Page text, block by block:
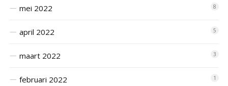
mei 2022 8
april 2022 5
maart 2022 3
februari 2022 1